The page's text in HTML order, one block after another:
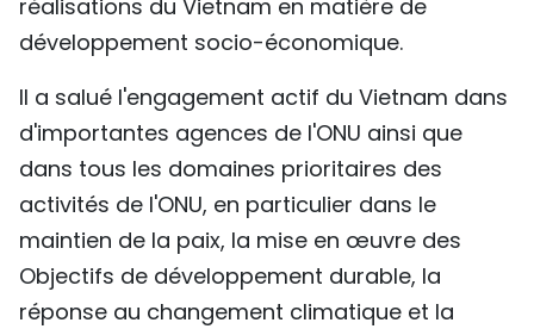
réalisations du Vietnam en matière de
développement socio-économique.
Il a salué l'engagement actif du Vietnam dans
d'importantes agences de l'ONU ainsi que
dans tous les domaines prioritaires des
activités de l'ONU, en particulier dans le
maintien de la paix, la mise en œuvre des
Objectifs de développement durable, la
réponse au changement climatique et la